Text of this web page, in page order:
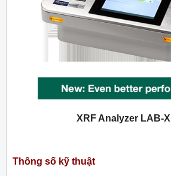
XRF Analyzer LAB-
Thông số kỹ thuật